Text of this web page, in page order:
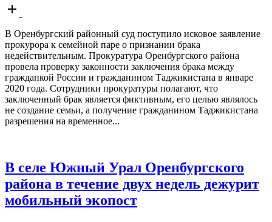
Open
post
В Оренбургский районный суд поступило исковое заявление
прокурора к семейной паре о признании брака
недействительным. Прокуратура Оренбургского района
провела проверку законности заключения брака между
гражданкой России и гражданином Таджикистана в январе
2020 года. Сотрудники прокуратуры полагают, что
заключенный брак является фиктивным, его целью являлось
не создание семьи, а получение гражданином Таджикистана
разрешения на временное...
В селе Южный Урал Оренбургского
района в течение двух недель дежурит
мобильный экопост